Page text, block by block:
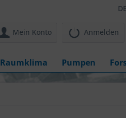
DE
Mein Konto Anmelden
Raumklima Pumpen